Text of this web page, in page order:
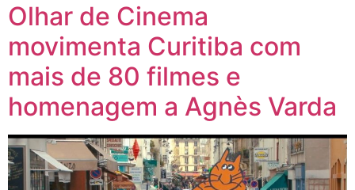
Olhar de Cinema
movimenta Curitiba com
mais de 80 filmes e
homenagem a Agnès Varda